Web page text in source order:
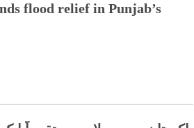
flood relief in Punjab’s